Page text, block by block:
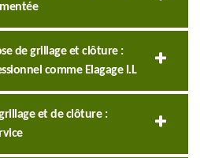
de grillage et clôture :
comme Elagage I.L
et de clôture :